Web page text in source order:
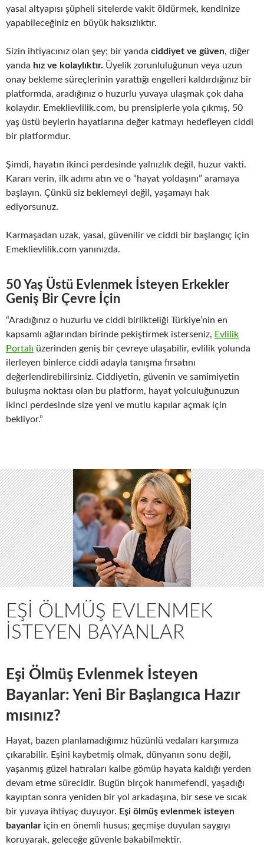
yasal altyapısı şüpheli sitelerde vakit öldürmek, kendinize
yapabileceğiniz en büyük haksızlıktır.
Sizin ihtiyacınız olan şey; bir yanda ciddiyet ve güven, diğer
yanda hız ve kolaylıktır. Üyelik zorunluluğunun veya uzun
onay bekleme süreçlerinin yarattığı engelleri kaldırdığınız bir
platformda, aradığınız o huzurlu yuvaya ulaşmak çok daha
kolaydır. Emeklievlilik.com, bu prensiplerle yola çıkmış, 50
yaş üstü beylerin hayatlarına değer katmayı hedefleyen ciddi
bir platformdur.
Şimdi, hayatın ikinci perdesinde yalnızlık değil, huzur vakti.
Kararı verin, ilk adımı atın ve o “hayat yoldaşını” aramaya
başlayın. Çünkü siz beklemeyi değil, yaşamayı hak
ediyorsunuz.
Karmaşadan uzak, yasal, güvenilir ve ciddi bir başlangıç için
Emeklievlilik.com yanınızda.
50 Yaş Üstü Evlenmek İsteyen Erkekler
Geniş Bir Çevre İçin
“Aradığınız o huzurlu ve ciddi birlikteliği Türkiye’nin en
kapsamlı ağlarından birinde pekiştirmek isterseniz, Evlilik
Portalı üzerinden geniş bir çevreye ulaşabilir, evlilik yolunda
ilerleyen binlerce ciddi adayla tanışma fırsatını
değerlendirebilirsiniz. Ciddiyetin, güvenin ve samimiyetin
buluşma noktası olan bu platform, hayat yolculuğunuzun
ikinci perdesinde size yeni ve mutlu kapılar açmak için
bekliyor.”
EŞI ÖLMÜŞ EVLENMEK
İSTEYEN BAYANLAR
Eşi Ölmüş Evlenmek İsteyen
Bayanlar: Yeni Bir Başlangıca Hazır
mısınız?
Hayat, bazen planlamadığımız hüzünlü vedaları karşımıza
çıkarabilir. Eşini kaybetmiş olmak, dünyanın sonu değil,
yaşanmış güzel hatıraları kalbe gömüp hayata kaldığı yerden
devam etme sürecidir. Bugün birçok hanımefendi, yaşadığı
kayıptan sonra yeniden bir yol arkadaşına, bir sese ve sıcak
bir yuvaya ihtiyaç duyuyor. Eşi ölmüş evlenmek isteyen
bayanlar için en önemli husus; geçmişe duyulan saygıyı
koruyarak, geleceğe güvenle bakabilmektir.